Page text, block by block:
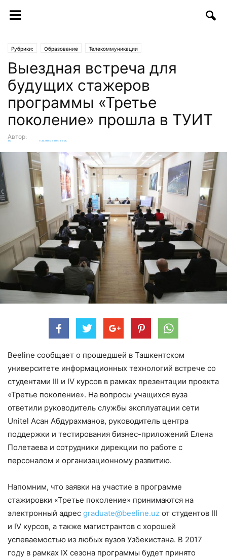
Рубрики: Образование Телекоммуникации
Выездная встреча для
будущих стажеров
программы «Третье
поколение» прошла в ТУИТ
Автор:
Редакция ICTNEWS
Beeline сообщает о прошедшей в Ташкентском
университете информационных технологий встрече со
студентами III и IV курсов в рамках презентации проекта
«Третье поколение». На вопросы учащихся вуза
ответили руководитель службы эксплуатации сети
Unitel Асан Абдурахманов, руководитель центра
поддержки и тестирования бизнес-приложений Елена
Полетаева и сотрудники дирекции по работе с
персоналом и организационному развитию.
Напомним, что заявки на участие в программе
стажировки «Третье поколение» принимаются на
электронный адрес graduate@beeline.uz от студентов III
и IV курсов, а также магистрантов с хорошей
успеваемостью из любых вузов Узбекистана. В 2017
году в рамках IX сезона программы будет принято